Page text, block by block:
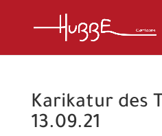
Karikatur des
13.09.21